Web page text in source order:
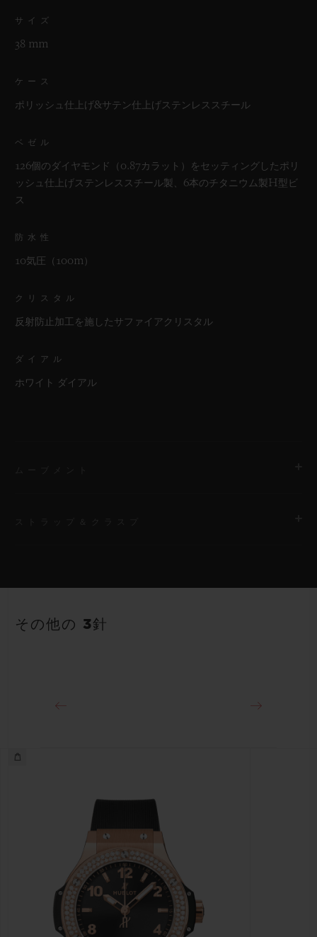
サイズ
38 mm
ケース
ポリッシュ仕上げ&サテン仕上げステンレススチール
ベゼル
126個のダイヤモンド（0.87カラット）をセッティングしたポリ
ッシュ仕上げステンレススチール製、6本のチタニウム製H型ビ
ス
防水性
10気圧（100m）
クリスタル
反射防止加工を施したサファイアクリスタル
ダイアル
ホワイト ダイアル
3～5年間
ストラップ
その他の 3針